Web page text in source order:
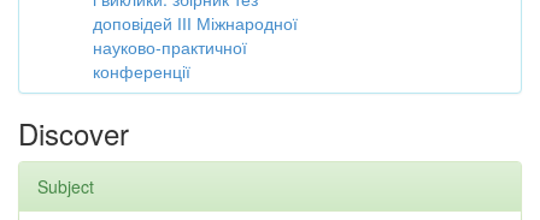
доповідей ІІІ Міжнародної
науково-практичної
конференції
Discover
Subject